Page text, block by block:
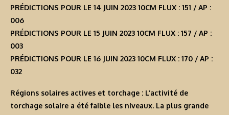
PRÉDICTIONS POUR LE 14 JUIN 2023 10CM FLUX : 151 / AP :
006
PRÉDICTIONS POUR LE 15 JUIN 2023 10CM FLUX : 157 / AP :
003
PRÉDICTIONS POUR LE 16 JUIN 2023 10CM FLUX : 170 / AP :
032
Régions solaires actives et torchage : L’activité de
torchage solaire a été faible les niveaux. La plus grande